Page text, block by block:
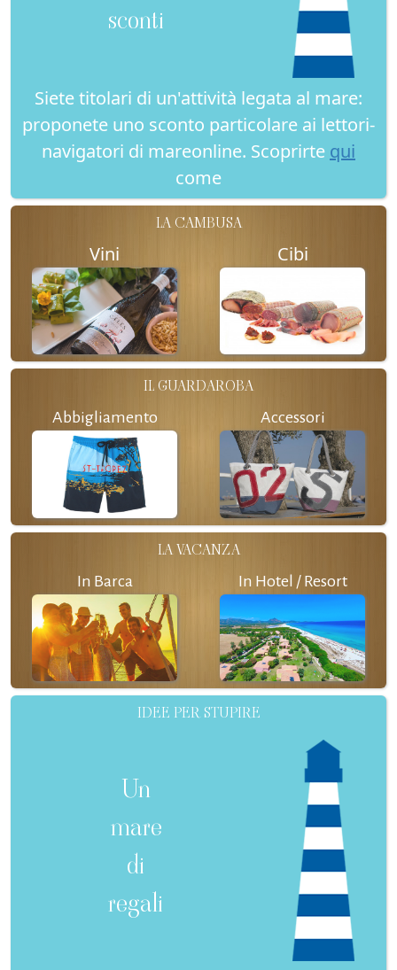
sconti
Siete titolari di un'attività legata al mare:
proponete uno sconto particolare ai lettori-
navigatori di mareonline. Scoprirte qui
come
LA CAMBUSA
Vini Cibi
IL GUARDAROBA
Abbigliamento Accessori
LA VACANZA
In Barca In Hotel / Resort
IDEE PER STUPIRE
Un
mare
di
regali